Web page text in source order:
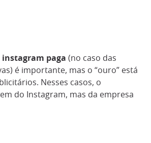
instagram paga (no caso das
é importante, mas o “ouro” está
Nesses casos, o
do Instagram, mas da empresa